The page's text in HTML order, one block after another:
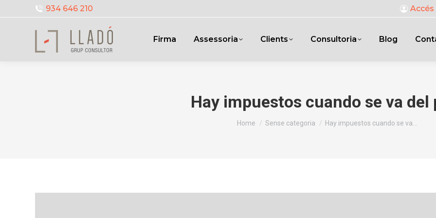
934 646 210
Firma Assessoria Clients Consultoria Blog
Hay impuestos cuando se va del
You are here:
Home Sense categoria Hay impuestos cuando se va…